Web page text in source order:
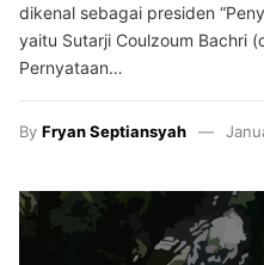
dikenal sebagai presiden
yaitu Sutarji Coulzoum Bachri
Pernyataan…
By Fryan Septiansyah